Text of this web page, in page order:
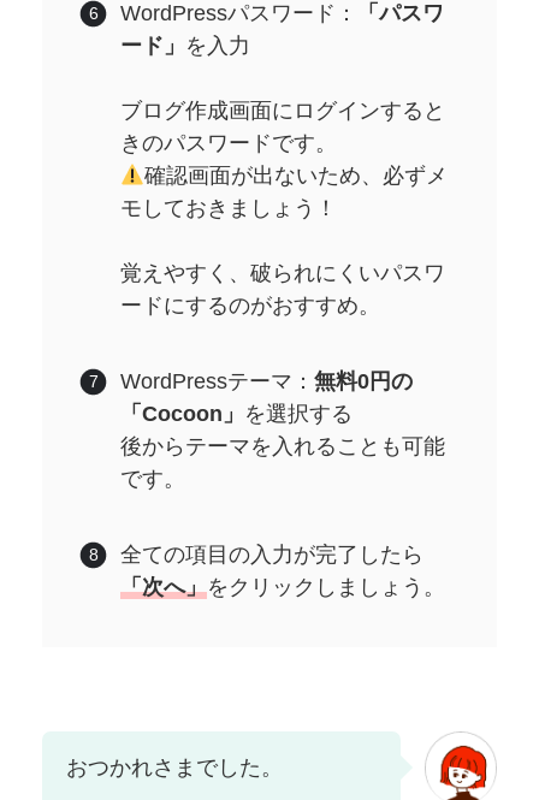
WordPressパスワード：
「パスワ
ード」 を入力
ブログ作成画面にログインすると
きのパスワードです。
確認画面が出ないため、必ずメ
モしておきましょう！
覚えやすく、破られにくいパスワ
ードにするのがおすすめ。
WordPressテーマ： 無料0円の
「Cocoon」 を選択する
後からテーマを入れることも可能
です。
全ての項目の入力が完了したら
「次へ」をクリックしましょう。
おつかれさまでした。